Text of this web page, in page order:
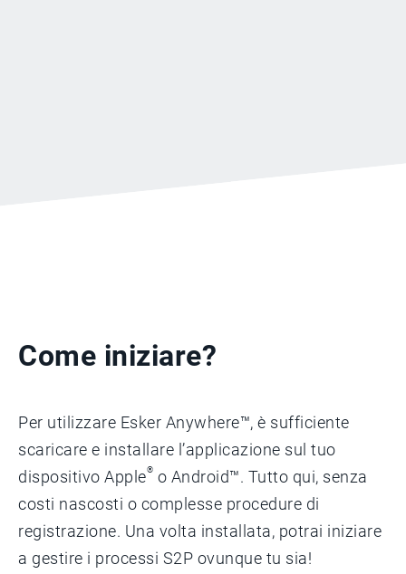
Come iniziare?
Per utilizzare Esker Anywhere™, è sufficiente
scaricare e installare l’applicazione sul tuo
dispositivo Apple® o Android™. Tutto qui, senza
costi nascosti o complesse procedure di
registrazione. Una volta installata, potrai iniziare
a gestire i processi S2P ovunque tu sia!